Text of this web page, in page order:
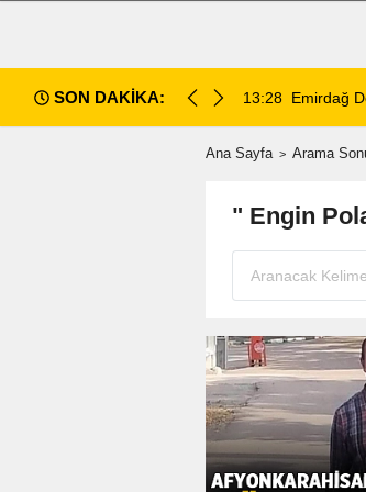
SON DAKİKA:
kavga: 1 ağır yaralı 13:28 Emirdağ
Ana Sayfa Arama
" Engin